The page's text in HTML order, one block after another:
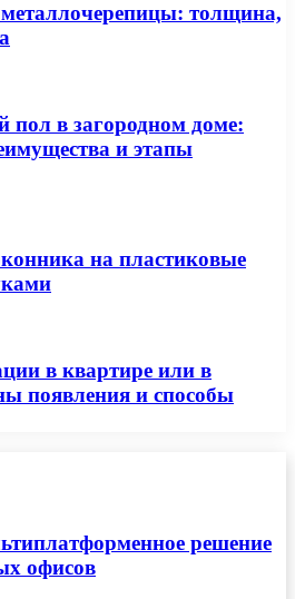
толщина,
пол в загородном доме:
и этапы
на пластиковые
в квартире или в
появления и способы
решение
офисов